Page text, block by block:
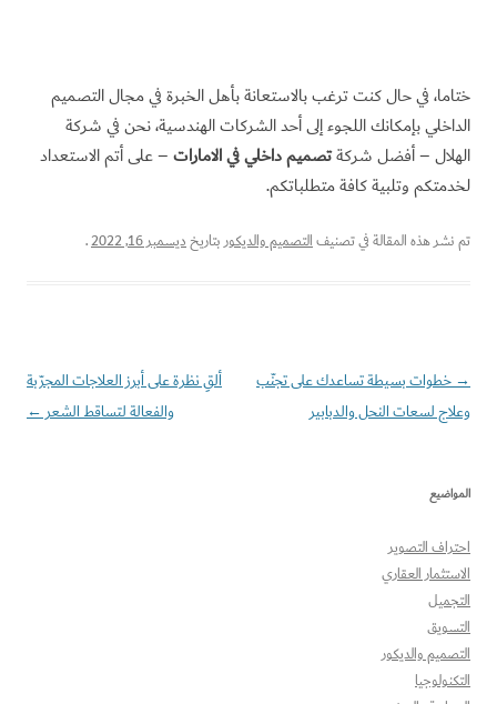
ختاما، في حال كنت ترغب بالاستعانة بأهل الخبرة في مجال التصميم
الداخلي بإمكانك اللجوء إلى أحد الشركات الهندسية، نحن في شركة
الهلال – أفضل شركةتصميم داخلي في الامارات– على أتم الاستعداد
لخدمتكم وتلبية كافة متطلباتكم.
تم نشر هذه المقالة في تصنيفالتصميم والديكوربتاريخديسمبر 16, 2022 .
تصفّح
المقالات
→خطوات بسيطة تساعدك على تجنّب
وعلاج لسعات النحل والدبابير
ألقِ نظرة على أبرز العلاجات المجرّبة
والفعالة لتساقط الشعر←
المواضيع
احتراف التصوير
الاستثمار العقاري
التجميل
التسويق
التصميم والديكور
التكنولوجيا